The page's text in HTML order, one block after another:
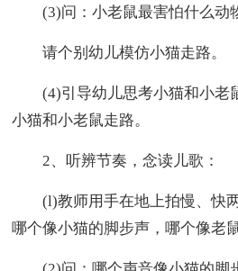
(3)问：小老鼠最害怕什么动
请个别幼儿模仿小猫走路。
(4)引导幼儿思考小猫和小老
小猫和小老鼠走路。
2、听辨节奏，念读儿歌：
(l)教师用手在地上拍慢、快
哪个像小猫的脚步声，哪个像老